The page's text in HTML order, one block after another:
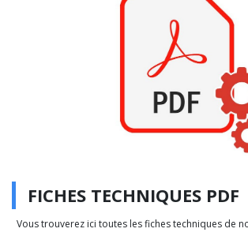
FICHES TECHNIQUES PDF
Vous trouverez ici toutes les fiches techniques de